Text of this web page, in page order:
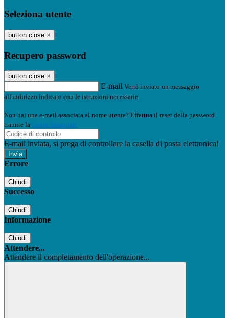
Seleziona utente
button close ×
Recupero password
button close ×
E-mail Verrà inviato un messaggio
all'indirizzo indicato con le istruzioni necessarie.
Non hai una e-mail associata al nome utente? Effettua il reset della password
tramite la Login Spaggiari
E-mail inviata, si prega di controllare la casella di posta elettronica!
Errore
Chiudi
Successo
Chiudi
Informazione
Chiudi
Attendere...
Attendere il completamento dell'operazione...